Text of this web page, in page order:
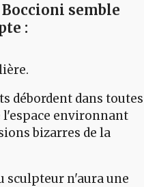
Boccioni semble
:
débordent dans toutes
l'espace environnant
bizarres de la
sculpteur n'aura une